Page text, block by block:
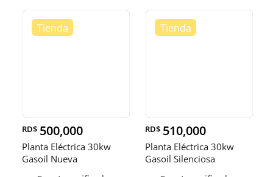
RD$ 500,000
Planta Eléctrica 30kw
Gasoil Nueva
RD$ 510,000
Planta Eléctrica 30kw
Gasoil Silenciosa